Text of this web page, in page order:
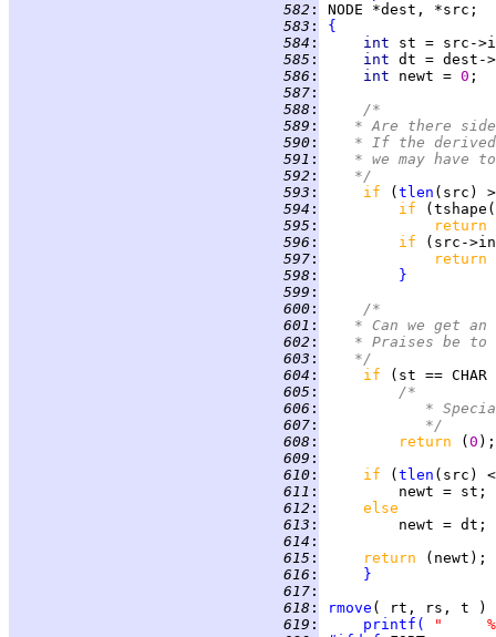
582 :
583 :
{
584 :
int
585 :
int
586 : int newt = 0
587 :
588 :
/*
589 :
* Are there
590 :
* If the
591 :
* we may have
592 :
	 */
593 : if ( tlen (src)
594 :
if
595 :
return
596 :
if
597 :
return
598 :
}
599 :
600 :
/*
601 :
* Can we get
602 :
* Praises be
603 :
	 */
604 :
if
605 :
/*
606 :
*
607 :
		 */
608 : return ( 0
609 :
610 : if ( tlen (src)
611 :
612 :
else
613 :
614 :
615 : return
616 :
}
617 :
618 : rmove ( rt, rs, t )
619 : printf (